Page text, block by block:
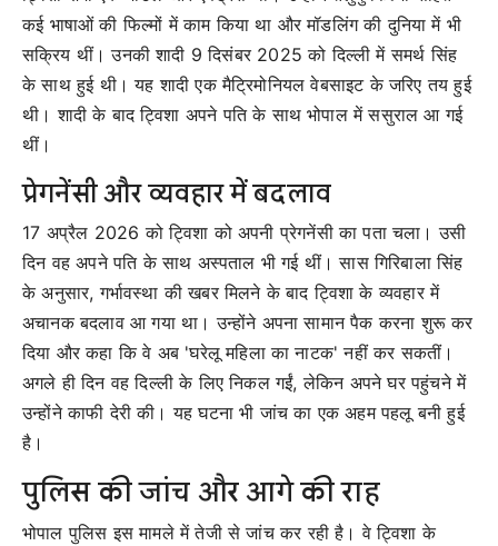
कई भाषाओं की फिल्मों में काम किया था और मॉडलिंग की दुनिया में भी
सक्रिय थीं। उनकी शादी 9 दिसंबर 2025 को दिल्ली में समर्थ सिंह
के साथ हुई थी। यह शादी एक मैट्रिमोनियल वेबसाइट के जरिए तय हुई
थी। शादी के बाद ट्विशा अपने पति के साथ भोपाल में ससुराल आ गई
थीं।
प्रेगनेंसी और व्यवहार में बदलाव
17 अप्रैल 2026 को ट्विशा को अपनी प्रेगनेंसी का पता चला। उसी
दिन वह अपने पति के साथ अस्पताल भी गई थीं। सास गिरिबाला सिंह
के अनुसार, गर्भावस्था की खबर मिलने के बाद ट्विशा के व्यवहार में
अचानक बदलाव आ गया था। उन्होंने अपना सामान पैक करना शुरू कर
दिया और कहा कि वे अब 'घरेलू महिला का नाटक' नहीं कर सकतीं।
अगले ही दिन वह दिल्ली के लिए निकल गईं, लेकिन अपने घर पहुंचने में
उन्होंने काफी देरी की। यह घटना भी जांच का एक अहम पहलू बनी हुई
है।
पुलिस की जांच और आगे की राह
भोपाल पुलिस इस मामले में तेजी से जांच कर रही है। वे ट्विशा के